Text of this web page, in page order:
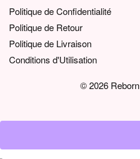
Politique de Confidentialité
Politique de Retour
Politique de Livraison
Conditions d'Utilisation
© 2026